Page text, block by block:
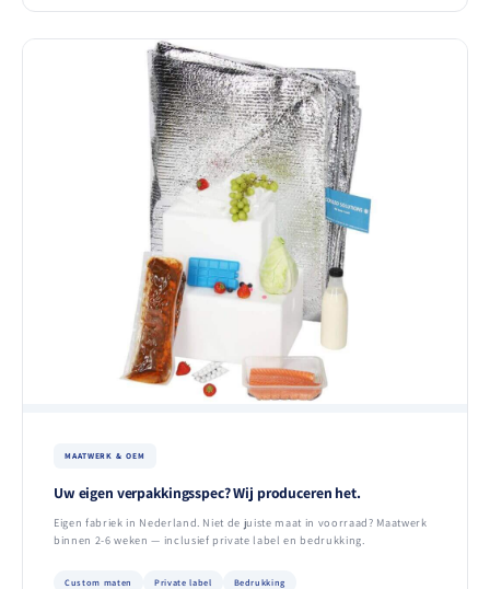
MAATWERK & OEM
Uw eigen verpakkingsspec? Wij produceren het.
Eigen fabriek in Nederland. Niet de juiste maat in voorraad? Maatwerk
binnen 2-6 weken — inclusief private label en bedrukking.
Custom maten Private label Bedrukking